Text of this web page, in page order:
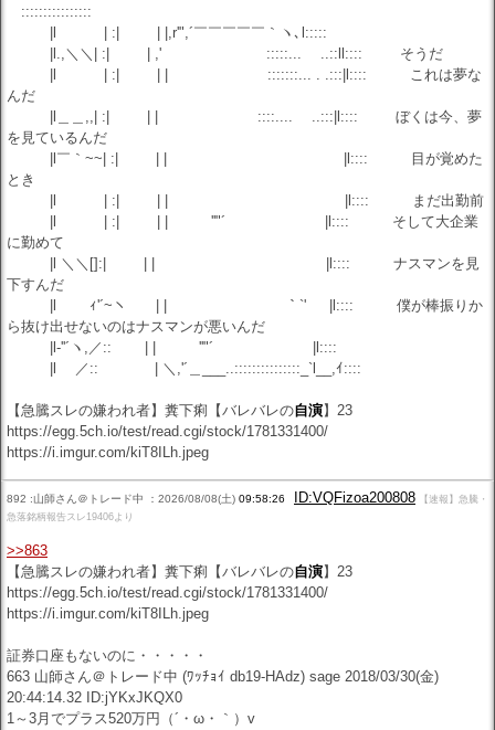
￣::::::::::::::::
|l | :| | |,r'",´￣￣￣￣￣｀ヽ､l:::::
|l.,＼＼| :| | ,' :::::... ..::ll:::: そうだ
|l | :| | | :::::::... . .:::|l:::: これは夢な
んだ
|l＿＿,,| :| | | ::::.... ..:::|l:::: ぼくは今、夢
を見ているんだ
|l￣｀~~| :| | | |l:::: 目が覚めた
とき
|l | :| | | |l:::: まだ出勤前
|l | :| | | ''"´ |l:::: そして大企業
に勤めて
|l ＼＼[]:| | | |l:::: ナスマンを見
下すんだ
|l ｨ'´~ヽ | | ｀`' |l:::: 僕が棒振りか
ら抜け出せないのはナスマンが悪いんだ
|l-''´ヽ,／:: | | ''"´ |l::::
|l ／:: | ＼,'´＿___..:::::::::::::::_`l__,ｲ::::
【急騰スレの嫌われ者】糞下痢【バレバレの自演】23
https://egg.5ch.io/test/read.cgi/stock/1781331400/
https://i.imgur.com/kiT8ILh.jpeg
892 :山師さん＠トレード中 ：2026/08/08(土) 09:58:26 ID:VQFizoa200808
【速報】急騰・
急落銘柄報告スレ19406より
>>863
【急騰スレの嫌われ者】糞下痢【バレバレの自演】23
https://egg.5ch.io/test/read.cgi/stock/1781331400/
https://i.imgur.com/kiT8ILh.jpeg
証券口座もないのに・・・・・
663 山師さん＠トレード中 (ﾜｯﾁｮｲ db19-HAdz) sage 2018/03/30(金)
20:44:14.32 ID:jYKxJKQX0
1～3月でプラス520万円（´・ω・｀）v